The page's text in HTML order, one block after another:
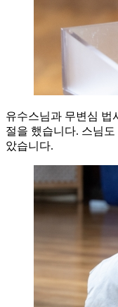
유수스님과 무변심 법
절을 했습니다. 스님
았습니다.